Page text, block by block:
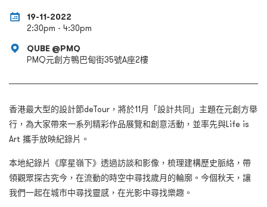
19-11-2022
2:30pm - 4:30pm
QUBE @PMQ
PMQ元創方鴨巴甸街35號A座2樓
香港最大型的設計節deTour，將於11月「設計共同」主題在元創方舉
行，為大家帶來一系列精彩作品展覽和創意活動，並率先與Life is
Art 攜手放映紀錄片。
本地紀錄片《摩星嶺下》透過訪談和影像，梳理建構歷史脈絡，帶
領觀眾探古究今，在流動的時空中尋找歲月的輪廓。今個秋天，讓
我們一起在城市中尋找靈感，在光影中尋找樂趣。